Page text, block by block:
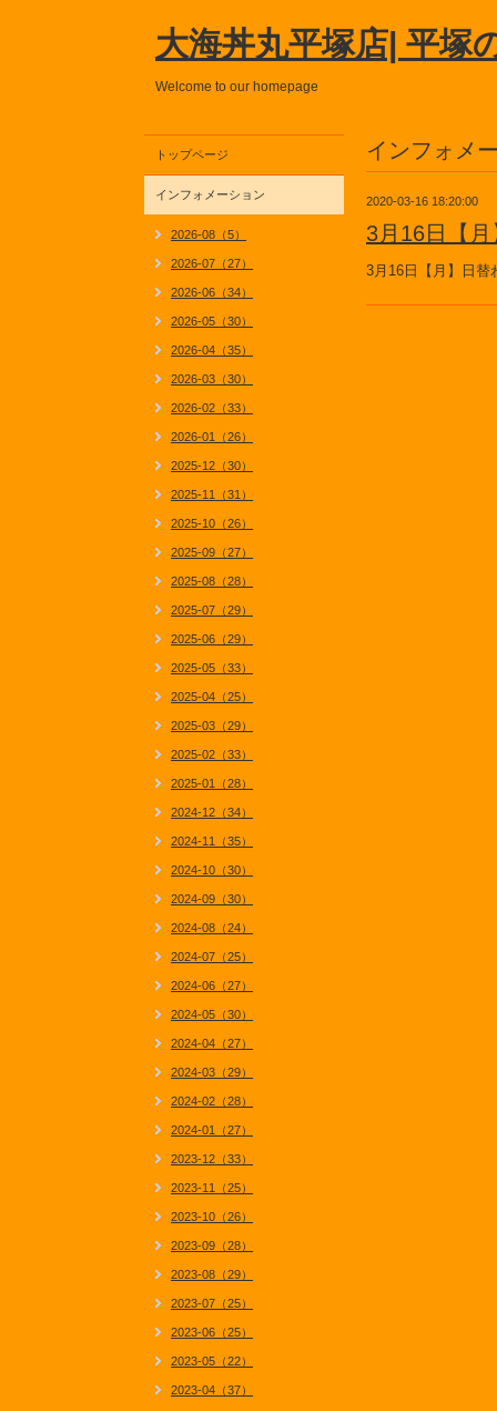
大海丼丸平塚店| 平塚
Welcome to our homepage
インフォメ
2020-03-16 18:20:00
3月16日【
3月16日【月】日替
トップページ
インフォメーション
2026-08（5）
2026-07（27）
2026-06（34）
2026-05（30）
2026-04（35）
2026-03（30）
2026-02（33）
2026-01（26）
2025-12（30）
2025-11（31）
2025-10（26）
2025-09（27）
2025-08（28）
2025-07（29）
2025-06（29）
2025-05（33）
2025-04（25）
2025-03（29）
2025-02（33）
2025-01（28）
2024-12（34）
2024-11（35）
2024-10（30）
2024-09（30）
2024-08（24）
2024-07（25）
2024-06（27）
2024-05（30）
2024-04（27）
2024-03（29）
2024-02（28）
2024-01（27）
2023-12（33）
2023-11（25）
2023-10（26）
2023-09（28）
2023-08（29）
2023-07（25）
2023-06（25）
2023-05（22）
2023-04（37）